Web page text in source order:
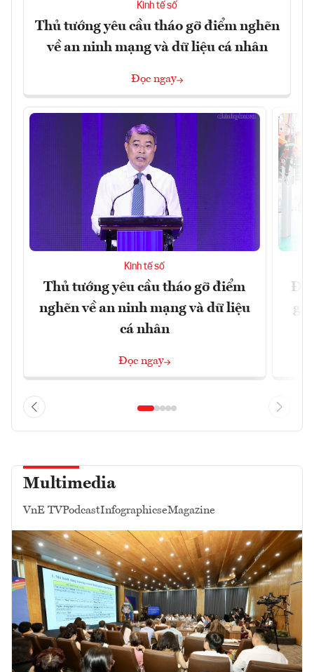
Kinh tế số
Thủ tướng yêu cầu tháo gỡ điểm nghẽn
về an ninh mạng và dữ liệu cá nhân
Đọc ngay
Kinh tế số
Thủ tướng yêu cầu tháo gỡ điểm
nghẽn về an ninh mạng và dữ liệu
cá nhân
Đọc ngay
Đề
Multimedia
VnE TVPodcastInfographicseMagazine